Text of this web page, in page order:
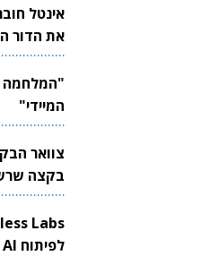
אינטל
את הדור
לשבבים
המיידי"
בקצה
לפיתוח AI לתעשיית הייצור